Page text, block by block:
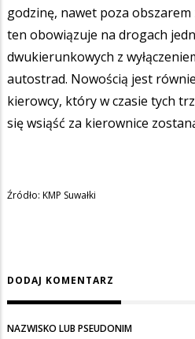
godzinę, nawet poza
ten obowiązuje na drogach
dwukierunkowych z
autostrad. Nowością jest
kierowcy, który w czasie tych
się wsiąść za kierownice
Źródło: KMP Suwałki
DODAJ KOMENTARZ
NAZWISKO LUB PSEUDONIM